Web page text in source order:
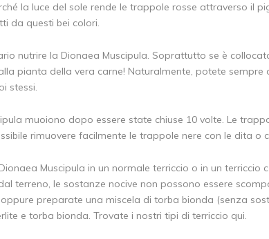
la luce del sole rende le trappole rosse attraverso il
da questi bei colori.
nutrire la Dionaea Muscipula. Soprattutto se è
pianta della vera carne! Naturalmente, potete
stessi.
muoiono dopo essere state chiuse 10 volte. Le
rimuovere facilmente le trappole nere con le dita o
Muscipula in un normale terriccio o in un terriccio
terreno, le sostanze nocive non possono essere
preparate una miscela di torba bionda (senza
e torba bionda. Trovate i nostri tipi di terriccio qui.